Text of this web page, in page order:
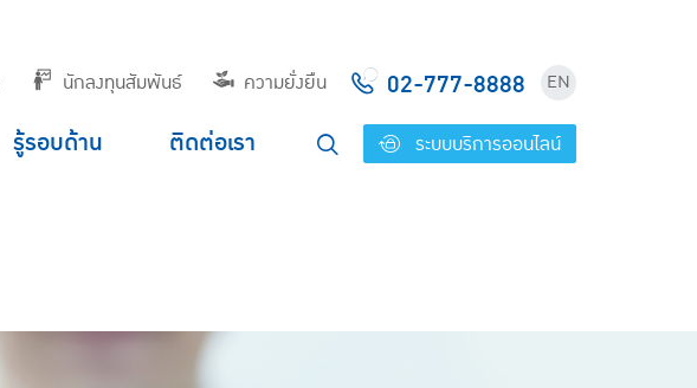
นักลงทุนสัมพันธ์ ความยั่งยืน 02-777-8888 EN
รู้รอบด้าน ติดต่อเรา ระบบบริการออนไลน์